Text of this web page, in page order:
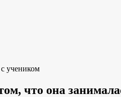
учеником
что она